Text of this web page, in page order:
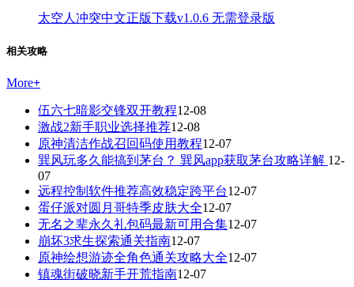
太空人冲突中文正版下载v1.0.6 无需登录版
相关攻略
More+
伍六七暗影交锋双开教程12-08
激战2新手职业选择推荐12-08
原神清洁作战召回码使用教程12-07
巽风玩多久能搞到茅台？ 巽风app获取茅台攻略详解 12-
07
远程控制软件推荐高效稳定跨平台12-07
蛋仔派对圆月哥特季皮肤大全12-07
无名之辈永久礼包码最新可用合集12-07
崩坏3求生探索通关指南12-07
原神绘想游迹全角色通关攻略大全12-07
镇魂街破晓新手开荒指南12-07